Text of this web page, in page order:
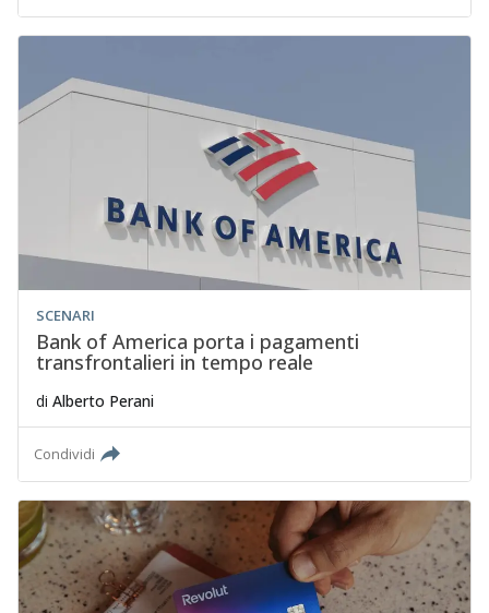
SCENARI
Bank of America porta i pagamenti
transfrontalieri in tempo reale
di Alberto Perani
Condividi